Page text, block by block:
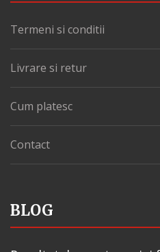
Termeni si conditii
Livrare si retur
Cum platesc
Contact
BLOG